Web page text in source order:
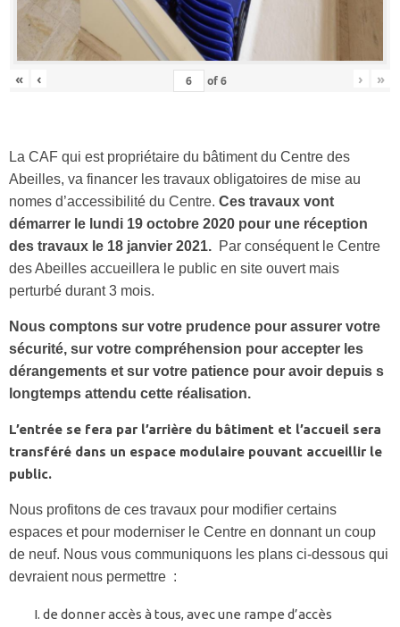
« ‹ of6 › »
La CAF qui est propriétaire du bâtiment du Centre des
Abeilles, va financer les travaux obligatoires de mise au
nomes d’accessibilité du Centre. Ces travaux vont
démarrer le lundi 19 octobre 2020 pour une réception
des travaux le 18 janvier 2021. Par conséquent le Centre
des Abeilles accueillera le public en site ouvert mais
perturbé durant 3 mois.
Nous comptons sur votre prudence pour assurer votre
sécurité, sur votre compréhension pour accepter les
dérangements et sur votre patience pour avoir depuis s
longtemps attendu cette réalisation.
L’entrée se fera par l’arrière du bâtiment et l’accueil sera
transféré dans un espace modulaire pouvant accueillir le
public.
Nous profitons de ces travaux pour modifier certains
espaces et pour moderniser le Centre en donnant un coup
de neuf. Nous vous communiquons les plans ci-dessous qui
devraient nous permettre :
de donner accès à tous, avec une rampe d’accès